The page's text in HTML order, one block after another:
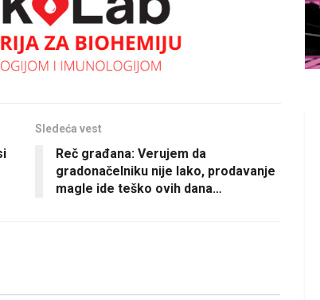
Sledeća vest
Reč građana: Verujem da
gradonačelniku nije lako, prodavanje
magle ide teško ovih dana…